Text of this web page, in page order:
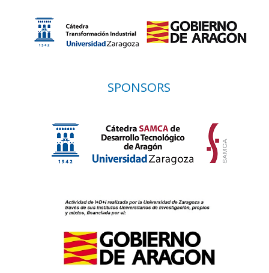
SPONSORS